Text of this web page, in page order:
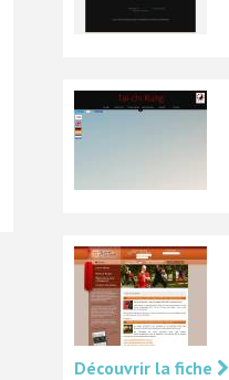
Découvrir la fiche